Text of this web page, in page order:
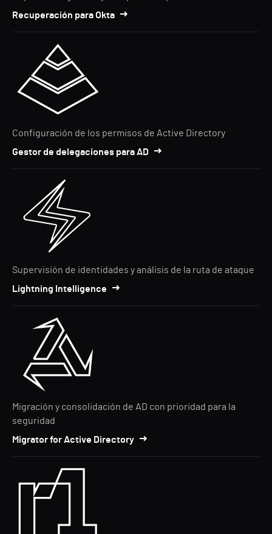
Recuperación para Okta
Configuración de los permisos de Active Directory
Gestor de delegaciones para AD
Supervisión de identidades y análisis de la ruta de ataque
Lightning Intelligence
Migración y consolidación de AD con prioridad para la
seguridad
Migrator for Active Directory